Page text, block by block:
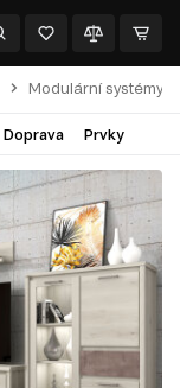
Modulární systémy
Doprava Prvky